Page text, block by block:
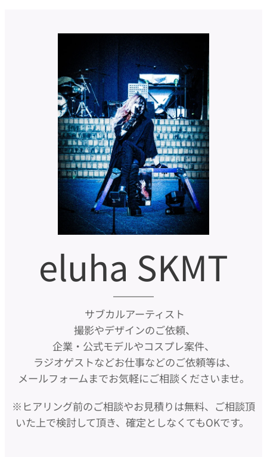
eluha SKMT
サブカルアーティスト
撮影やデザインのご依頼、
企業・公式モデルやコスプレ案件、
ラジオゲストなどお仕事などのご依頼等は、
メールフォームまでお気軽にご相談くださいませ。
※ヒアリング前のご相談やお見積りは無料、ご相談頂
いた上で検討して頂き、確定としなくてもOKです。